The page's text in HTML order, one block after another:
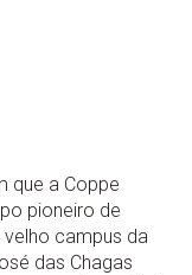
que a Coppe
pioneiro de
campus da
das Chagas